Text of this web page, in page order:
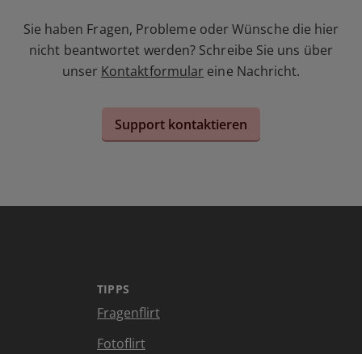
Sie haben Fragen, Probleme oder Wünsche die hier
nicht beantwortet werden? Schreibe Sie uns über
unser Kontaktformular eine Nachricht.
Support kontaktieren
TIPPS
Fragenflirt
Fotoflirt